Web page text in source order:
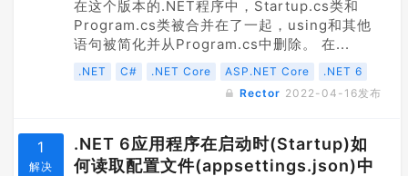
在这个版本的.NET程序中，Startup.cs类和
Program.cs类被合并在了一起，using和其他
语句被简化并从Program.cs中删除。 在...
.NET C# .NET Core ASP.NET Core
.NET 6
Rector 2022-04-16发布
1
解决
.NET 6应用程序在启动时(Startup)如
何读取配置文件(appsettings.json)中